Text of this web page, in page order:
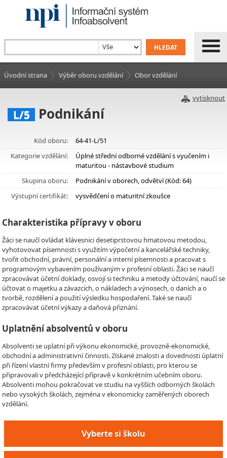
Úvodní strana Výběr oboru vzdělání Obor vzdělání
vytisknout
L/5 Podnikání
Kód oboru:
64-41-L/51
Kategorie vzdělání:
Úplné střední odborné vzdělání s vyučením i
maturitou - nástavbové studium
Skupina oboru:
Podnikání v oborech, odvětví (Kód: 64)
Výstupní certifikát:
vysvědčení o maturitní zkoušce
Charakteristika přípravy v oboru
Žáci se naučí ovládat klávesnici desetiprstovou hmatovou metodou,
vyhotovovat písemnosti s využitím výpočetní a kancelářské techniky,
tvořit obchodní, právní, personální a interní písemnosti a pracovat s
programovým vybavením používaným v profesní oblasti. Žáci se naučí
zpracovávat účetní doklady, osvojí si techniku a metody účtování, naučí se
účtovat o majetku a závazcích, o nákladech a výnosech, o daních a o
tvorbě, rozdělení a použití výsledku hospodaření. Také se naučí
zpracovávat účetní výkazy a daňová přiznání.
Uplatnění absolventů v oboru
Absolventi se uplatní při výkonu ekonomické, provozně-ekonomické,
obchodní a administrativní činnosti. Získané znalosti a dovednosti úplatní
při řízení vlastní firmy především v profesní oblasti, pro kterou se
připravovali v předcházející přípravě v konkrétním učebním oboru.
Absolventi mohou pokračovat ve studiu na vyšších odborných školách
nebo vysokých školách, zejména v ekonomicky zaměřených oborech
vzdělání.
Vyberte si školu